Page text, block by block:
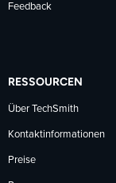
Feedback
RESSOURCEN
Über TechSmith
Kontaktinformationen
Preise